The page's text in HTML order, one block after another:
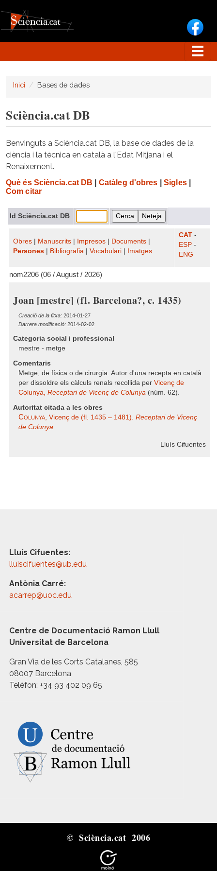
Inici Bases de dades
Sciència.cat DB
Benvinguts a Sciència.cat DB, la base de dades de la
ciència i la tècnica en català a l'Edat Mitjana i el
Renaixement.
Què és Sciència.cat DB Catàleg d'obres Sigles|
Com citar
Id Sciència.cat DB
Obres Manuscrits Impresos Documents
Persones
Bibliografia Vocabulari Imatges
CAT -
ESP -
ENG
nom2206 (06 / August / 2026)
Joan [mestre] (fl. Barcelona?, c. 1435)
Creació de la fitxa: 2014-01-27
Darrera modificació: 2014-02-02
Categoria social i professional
mestre - metge
Comentaris
Metge, de física o de cirurgia. Autor d'una recepta en català
per dissoldre els càlculs renals recollida per Vicenç de
Colunya, Receptari de Vicenç de Colunya (núm. 62).
Autoritat citada a les obres
Colunya, Vicenç de (fl. 1435 – 1481). Receptari de Vicenç
de Colunya
Lluís Cifuentes
Lluís Cifuentes:
lluiscifuentes@ub.edu
Antònia Carré:
acarrep@uoc.edu
Centre de Documentació Ramon Llull
Universitat de Barcelona
Gran Via de les Corts Catalanes, 585
08007 Barcelona
Telèfon: +34 93 402 09 65
© Sciència.cat 2006